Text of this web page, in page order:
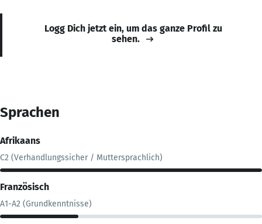
Logg Dich jetzt ein, um das ganze Profil zu
sehen.
Sprachen
Afrikaans
C2 (Verhandlungssicher / Muttersprachlich)
Französisch
A1-A2 (Grundkenntnisse)